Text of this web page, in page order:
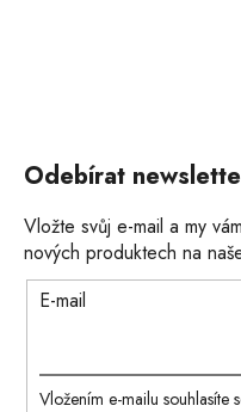
Odebírat
Vložte svůj e-mail a my
nových produktech na
E-mail
Vložením e-mailu souhlasíte